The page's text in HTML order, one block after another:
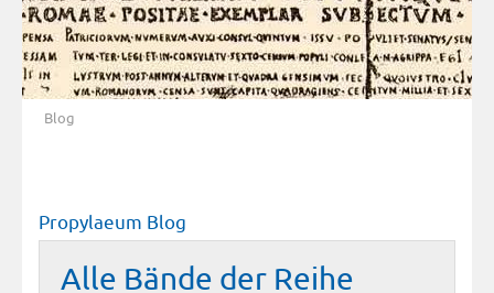
Blog
Propylaeum Blog
Alle Bände der Reihe